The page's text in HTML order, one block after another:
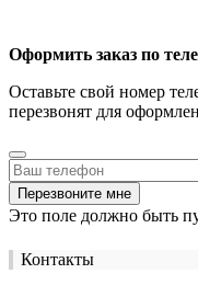
Оформить заказ по
Оставьте свой номер
перезвонят для
Перезвоните мне
Это поле должно быть
Контакты